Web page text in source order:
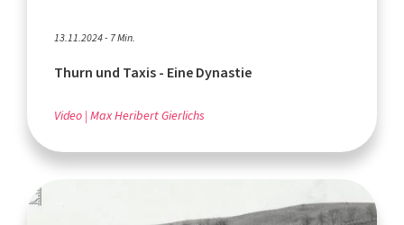
13.11.2024 - 7 Min.
Thurn und Taxis - Eine Dynastie
Video Max Heribert Gierlichs